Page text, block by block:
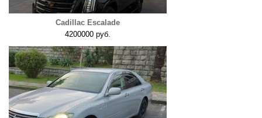
Cadillac Escalade
4200000 руб.